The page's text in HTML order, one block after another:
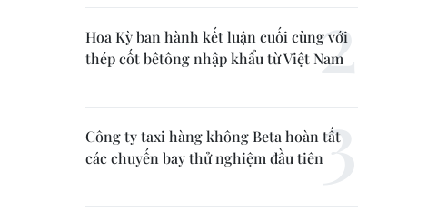
Hoa Kỳ ban hành kết luận cuối cùng với
thép cốt bêtông nhập khẩu từ Việt Nam
Công ty taxi hàng không Beta hoàn tất
các chuyến bay thử nghiệm đầu tiên